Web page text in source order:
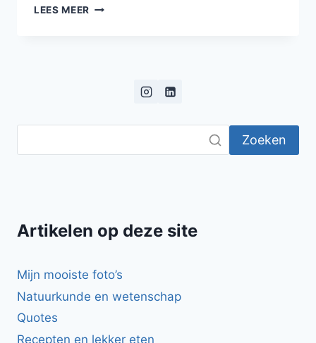
LEES MEER BLOG:
ONTSTAAN
DE
ENZO…
Zoeken
Artikelen op deze site
Mijn mooiste foto’s
Natuurkunde en wetenschap
Quotes
Recepten en lekker eten